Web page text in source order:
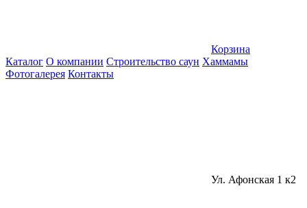
Корзина
Каталог О компании Строительство саун Хаммамы
Фотогалерея Контакты
Ул. Афонская 1 к2